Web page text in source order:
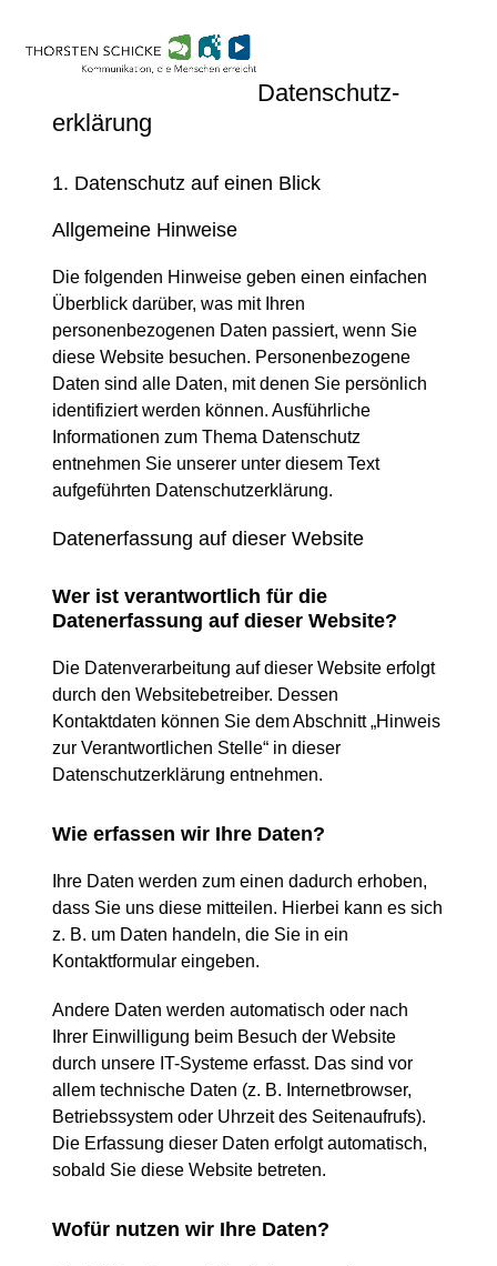
mobile
mobile
Datenschutz­
erklärung
1. Datenschutz auf einen Blick
Allgemeine Hinweise
Die folgenden Hinweise geben einen einfachen
Überblick darüber, was mit Ihren
personenbezogenen Daten passiert, wenn Sie
diese Website besuchen. Personenbezogene
Daten sind alle Daten, mit denen Sie persönlich
identifiziert werden können. Ausführliche
Informationen zum Thema Datenschutz
entnehmen Sie unserer unter diesem Text
aufgeführten Datenschutzerklärung.
Datenerfassung auf dieser Website
Wer ist verantwortlich für die
Datenerfassung auf dieser Website?
Die Datenverarbeitung auf dieser Website erfolgt
durch den Websitebetreiber. Dessen
Kontaktdaten können Sie dem Abschnitt „Hinweis
zur Verantwortlichen Stelle“ in dieser
Datenschutzerklärung entnehmen.
Wie erfassen wir Ihre Daten?
Ihre Daten werden zum einen dadurch erhoben,
dass Sie uns diese mitteilen. Hierbei kann es sich
z. B. um Daten handeln, die Sie in ein
Kontaktformular eingeben.
Andere Daten werden automatisch oder nach
Ihrer Einwilligung beim Besuch der Website
durch unsere IT-Systeme erfasst. Das sind vor
allem technische Daten (z. B. Internetbrowser,
Betriebssystem oder Uhrzeit des Seitenaufrufs).
Die Erfassung dieser Daten erfolgt automatisch,
sobald Sie diese Website betreten.
Wofür nutzen wir Ihre Daten?